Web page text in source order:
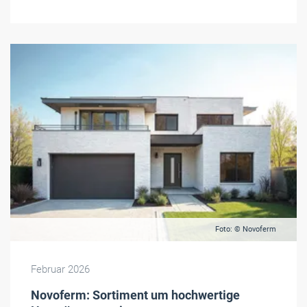
Foto: © Novoferm
Februar 2026
Novoferm: Sortiment um hochwertige